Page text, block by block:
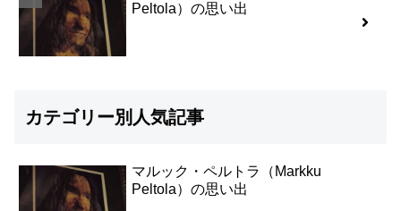
Peltola）の思い出
カテゴリー別人気記事
マルック・ペルトラ（Markku
Peltola）の思い出